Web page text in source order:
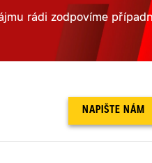
rádi zodpovíme
NAPIŠTE NÁM